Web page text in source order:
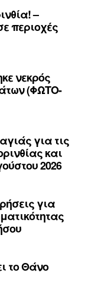
–
περιοχές
νεκρός
(ΦΩΤΟ-
για τις
και
2026
για
το Θάνο